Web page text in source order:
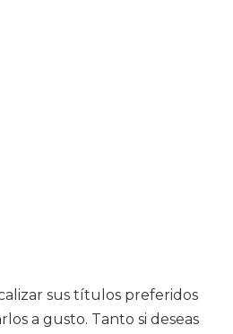
sus títulos preferidos
a gusto. Tanto si deseas